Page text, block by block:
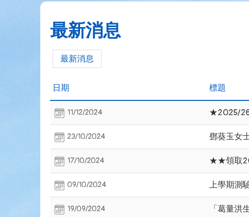
最新消息
最新消息
日期 標題
11/12/2024 ★2025/
23/10/2024 鄧葵玉女
17/10/2024 ★★領取
09/10/2024 上學期測
19/09/2024 「葛量洪